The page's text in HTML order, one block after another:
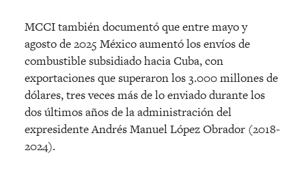
MCCI también documentó que entre mayo y
agosto de 2025 México aumentó los envíos de
combustible subsidiado hacia Cuba, con
exportaciones que superaron los 3.000 millones de
dólares, tres veces más de lo enviado durante los
dos últimos años de la administración del
expresidente Andrés Manuel López Obrador (2018-
2024).